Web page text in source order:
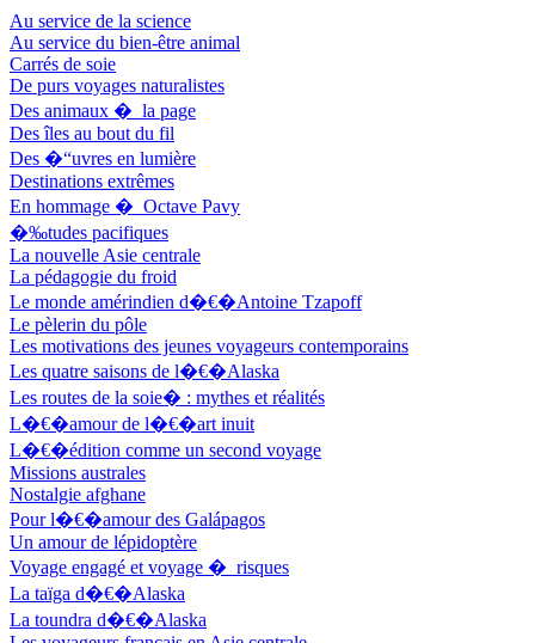
Ravel Patrice de
Revel Luc de
Ripart Jacqueline
Rizzato Tullio
Rochez Carine
Rondón Analía
Roperch Aurélie
Roux Baptiste
Sablé Erik
Saint-Loup
Salon Olivier
Sapin-Defour Cédric
Sattler Alexandre
Sauquet Michel
Sauve Philippe
Shipton Eric
Sibony Julie
Sokpakbaïev Berdibek
Soleilhavoup François
Squillace Sophie
Stuck Hudson
Sylvestre Françoise
Tardieu Marc
Terrisse Marc
Tesson Sylvain
Thevenet Jacqueline
Touboul Marion
Toumanov Vadim
Trouplin Boris
Au service de la science
Au service du bien-être animal
Carrés de soie
De purs voyages naturalistes
Des animaux � la page
Des îles au bout du fil
Des �“uvres en lumière
Destinations extrêmes
En hommage � Octave Pavy
�‰tudes pacifiques
La nouvelle Asie centrale
La pédagogie du froid
Le monde amérindien d�€�Antoine Tzapoff
Le pèlerin du pôle
Les motivations des jeunes voyageurs contemporains
Les quatre saisons de l�€�Alaska
Les routes de la soie� : mythes et réalités
L�€�amour de l�€�art inuit
L�€�édition comme un second voyage
Missions australes
Nostalgie afghane
Pour l�€�amour des Galápagos
Un amour de lépidoptère
Voyage engagé et voyage � risques
La taïga d�€�Alaska
La toundra d�€�Alaska